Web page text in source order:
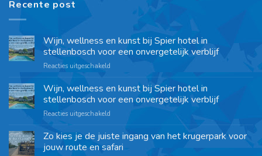
Recente post
Wijn, wellness en kunst bij Spier hotel in
stellenbosch voor een onvergetelijk verblijf
Reacties uitgeschakeld
Wijn, wellness en kunst bij Spier hotel in
stellenbosch voor een onvergetelijk verblijf
Reacties uitgeschakeld
Zo kies je de juiste ingang van het krugerpark voor
jouw route en safari